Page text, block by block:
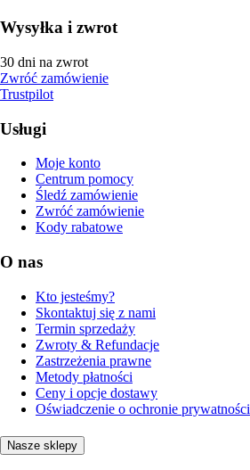
Wysyłka i zwrot
30 dni na zwrot
Zwróć zamówienie
Trustpilot
Usługi
Moje konto
Centrum pomocy
Śledź zamówienie
Zwróć zamówienie
Kody rabatowe
O nas
Kto jesteśmy?
Skontaktuj się z nami
Termin sprzedaży
Zwroty & Refundacje
Zastrzeżenia prawne
Metody płatności
Ceny i opcje dostawy
Oświadczenie o ochronie prywatności
Nasze sklepy